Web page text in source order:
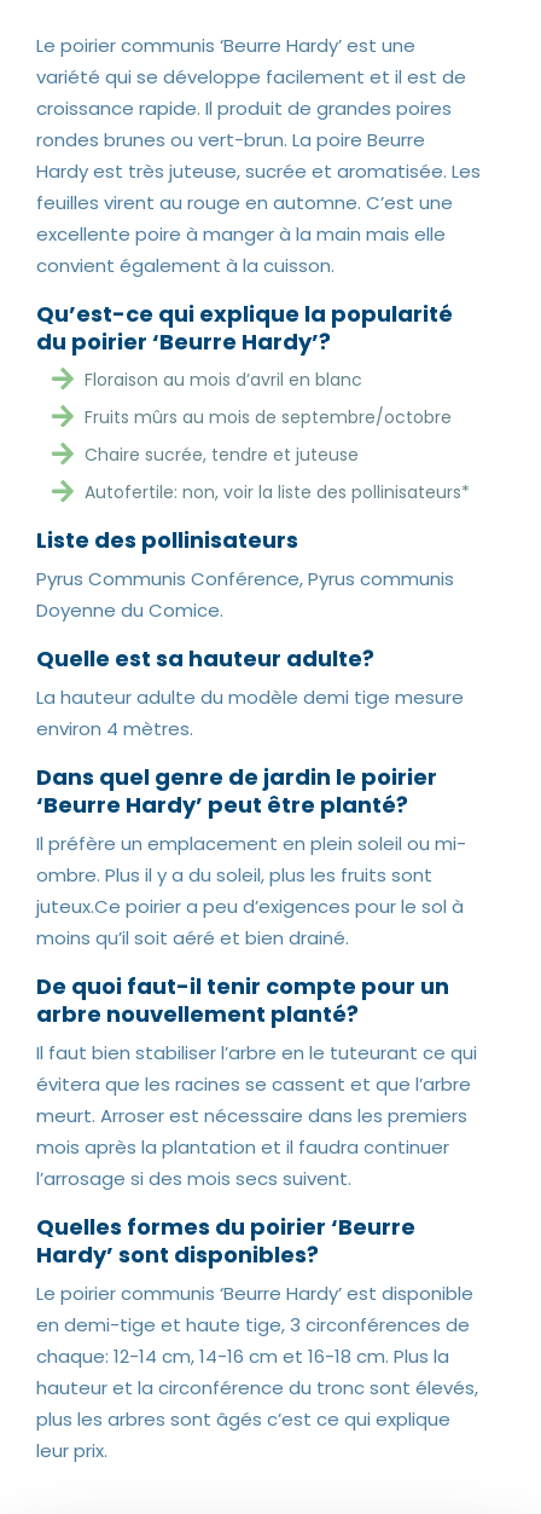
Le poirier communis ‘Beurre Hardy’ est une
variété qui se développe facilement et il est de
croissance rapide. Il produit de grandes poires
rondes brunes ou vert-brun. La poire Beurre
Hardy est très juteuse, sucrée et aromatisée. Les
feuilles virent au rouge en automne. C’est une
excellente poire à manger à la main mais elle
convient également à la cuisson.
Qu’est-ce qui explique la popularité
du poirier ‘Beurre Hardy’?
Floraison au mois d’avril en blanc
Fruits mûrs au mois de septembre/octobre
Chaire sucrée, tendre et juteuse
Autofertile: non, voir la liste des pollinisateurs*
Liste des pollinisateurs
Pyrus Communis Conférence, Pyrus communis
Doyenne du Comice.
Quelle est sa hauteur adulte?
La hauteur adulte du modèle demi tige mesure
environ 4 mètres.
Dans quel genre de jardin le poirier
‘Beurre Hardy’ peut être planté?
Il préfère un emplacement en plein soleil ou mi-
ombre. Plus il y a du soleil, plus les fruits sont
juteux.Ce poirier a peu d’exigences pour le sol à
moins qu’il soit aéré et bien drainé.
De quoi faut-il tenir compte pour un
arbre nouvellement planté?
Il faut bien stabiliser l’arbre en le tuteurant ce qui
évitera que les racines se cassent et que l’arbre
meurt. Arroser est nécessaire dans les premiers
mois après la plantation et il faudra continuer
l’arrosage si des mois secs suivent.
Quelles formes du poirier ‘Beurre
Hardy’ sont disponibles?
Le poirier communis ‘Beurre Hardy’ est disponible
en demi-tige et haute tige, 3 circonférences de
chaque: 12-14 cm, 14-16 cm et 16-18 cm. Plus la
hauteur et la circonférence du tronc sont élevés,
plus les arbres sont âgés c’est ce qui explique
leur prix.